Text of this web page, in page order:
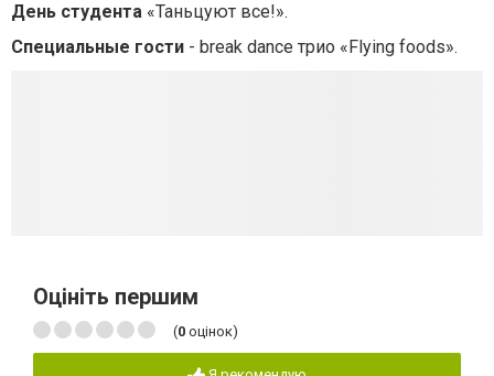
День студента «Таньцуют все!».
Специальные гости - break dance трио «Flying foods».
Оцініть першим
(0 оцінок)